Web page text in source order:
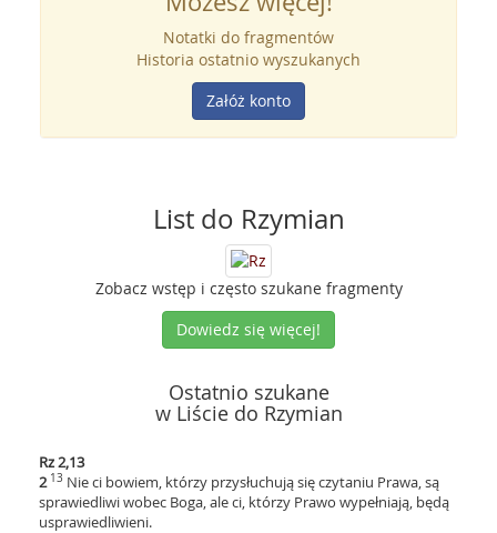
Notatki do fragmentów
Historia ostatnio wyszukanych
Załóż konto
List do Rzymian
Zobacz wstęp i często szukane fragmenty
Dowiedz się więcej!
Ostatnio szukane
w Liście do Rzymian
Rz 2,13
2 13 Nie ci bowiem, którzy przysłuchują się czytaniu Prawa, są
sprawiedliwi wobec Boga, ale ci, którzy Prawo wypełniają, będą
usprawiedliwieni.